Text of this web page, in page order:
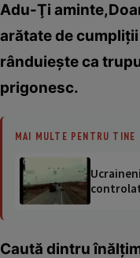
Adu-Ţi
arătate de
rânduieşte ca
prigonesc.
MAI MULTE PENTRU TINE
Caută dintru